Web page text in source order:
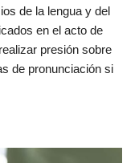
de la lengua y del
en el acto de
presión sobre
de pronunciación si